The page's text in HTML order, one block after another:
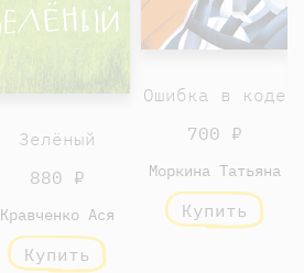
Зелёный
880 ₽
Кравченко Ася
Купить
Ошибка в коде
700 ₽
Моркина Татьяна
Купить